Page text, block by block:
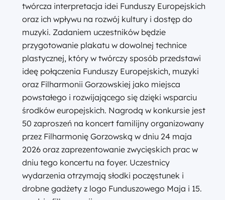
twórcza interpretacja idei Funduszy Europejskich
oraz ich wpływu na rozwój kultury i dostęp do
muzyki. Zadaniem uczestników będzie
przygotowanie plakatu w dowolnej technice
plastycznej, który w twórczy sposób przedstawi
ideę połączenia Funduszy Europejskich, muzyki
oraz Filharmonii Gorzowskiej jako miejsca
powstałego i rozwijającego się dzięki wsparciu
środków europejskich. Nagrodą w konkursie jest
50 zaproszeń na koncert familijny organizowany
przez Filharmonię Gorzowską w dniu 24 maja
2026 oraz zaprezentowanie zwycięskich prac w
dniu tego koncertu na foyer. Uczestnicy
wydarzenia otrzymają słodki poczęstunek i
drobne gadżety z logo Funduszowego Maja i 15.